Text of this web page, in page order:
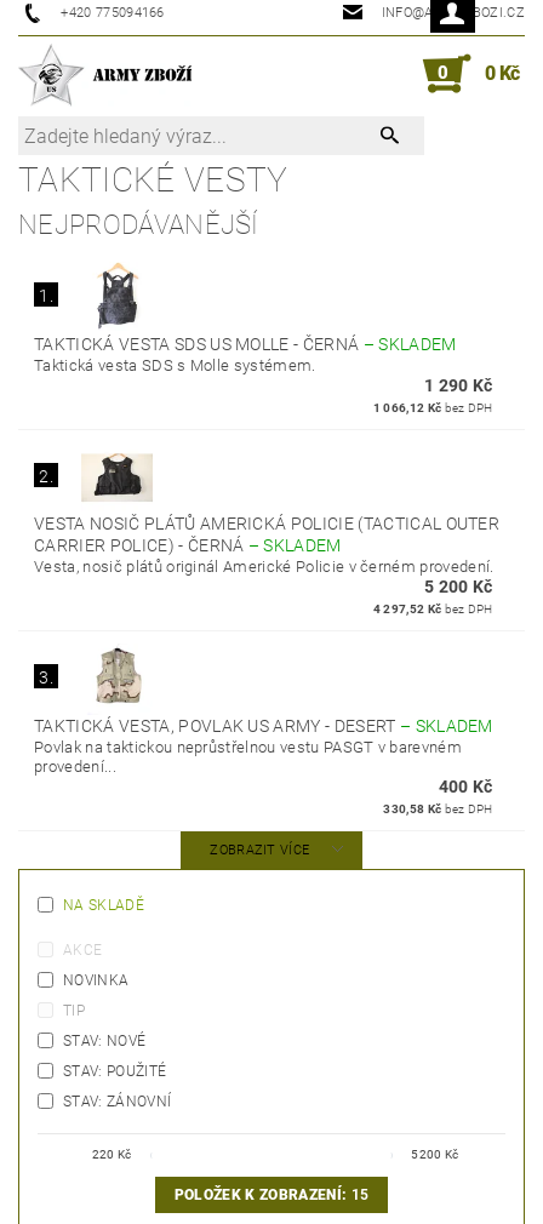
+420 775094166 INFO@ARMYZBOZI.CZ
0 0 Kč
TAKTICKÉ VESTY
NEJPRODÁVANĚJŠÍ
1.
TAKTICKÁ VESTA SDS US MOLLE - ČERNÁ –SKLADEM
Taktická vesta SDS s Molle systémem.
1 290 Kč
1 066,12 Kč bez DPH
2.
VESTA NOSIČ PLÁTŮ AMERICKÁ POLICIE (TACTICAL OUTER
CARRIER POLICE) - ČERNÁ –SKLADEM
Vesta, nosič plátů originál Americké Policie v černém provedení.
5 200 Kč
4 297,52 Kč bez DPH
3.
TAKTICKÁ VESTA, POVLAK US ARMY - DESERT – SKLADEM
Povlak na taktickou neprůstřelnou vestu PASGT v barevném
provedení...
400 Kč
330,58 Kč bez DPH
ZOBRAZIT VÍCE
NA SKLADĚ
AKCE
NOVINKA
TIP
STAV: NOVÉ
STAV: POUŽITÉ
STAV: ZÁNOVNÍ
220 Kč 5200 Kč
POLOŽEK K ZOBRAZENÍ: 15